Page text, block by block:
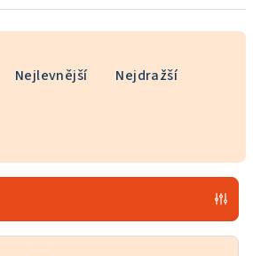
Nejlevnější Nejdražší